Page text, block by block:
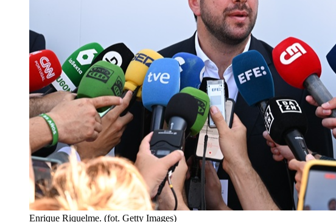
Enrique Riquelme. (fot. Getty Images)